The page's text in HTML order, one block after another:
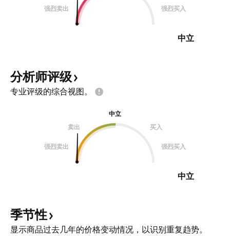
强烈卖出 强烈买入
中立
分析师评级
专业评级的综合视图。
中立
卖出
买入
强烈卖出 强烈买入
中立
季节性
显示商品过去几年的价格变动情况，以识别重复趋势。